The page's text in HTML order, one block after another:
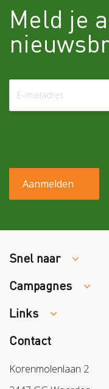
Meld je
Snel naar
Traumaopvang
Melden van een
Campagnes
Week van de Teek
Veilig vrijwilligerswerk in
Links
Colland
Sazas
BPL
Contact
Korenmolenlaan 2